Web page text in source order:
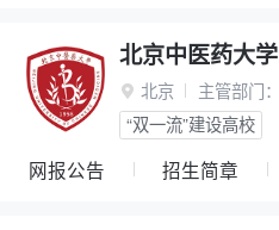
北京中医药大学
 北京 主管部门：
“双一流”建设高校
网报公告 招生简章